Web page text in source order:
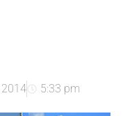
5:33 pm